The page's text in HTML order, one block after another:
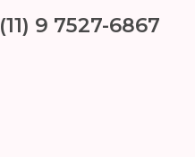
(11) 9 7527-6867